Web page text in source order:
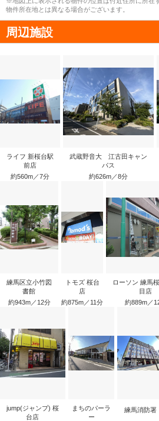
物件所在地とは異なる場合がございます。
周辺施設
ライフ 新桜台駅
前店
約560m／7分
武蔵野音大 江古田キャン
パス
約626m／8分
練馬区立小竹図
書館
約943m／12分
トモズ 桜台
店
約875m／11分
ローソン 練馬
目店
約889m／
jump(ジャンプ) 桜
台店
まちのパーラ
ー
練馬消防署